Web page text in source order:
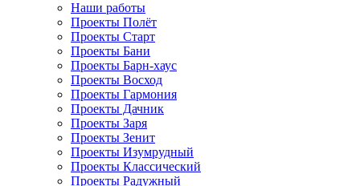
Наши работы
Проекты Полёт
Проекты Старт
Проекты Бани
Проекты Барн-хаус
Проекты Восход
Проекты Гармония
Проекты Дачник
Проекты Заря
Проекты Зенит
Проекты Изумрудный
Проекты Классический
Проекты Радужный